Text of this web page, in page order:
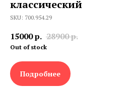
классический
SKU: 700.954.29
15000р. 28900р.
Out of stock
Подробнее